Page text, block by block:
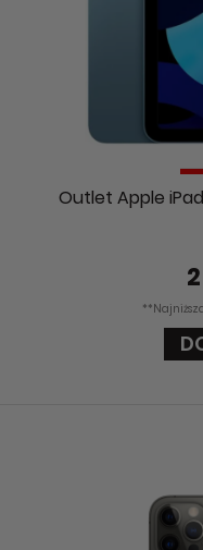
Outlet Apple